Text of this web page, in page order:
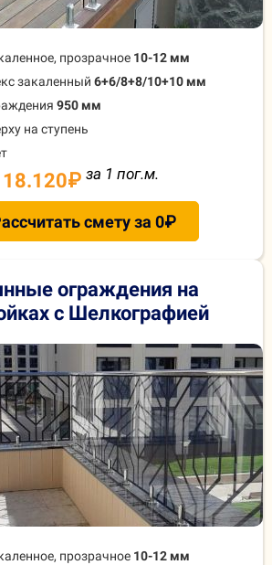
прозрачное 10-12 мм
закаленный 6+6/8+8/10+10 мм
950 мм
на ступень
18.120₽ за 1 пог.м.
смету за 0₽
ограждения на
с Шелкографией
прозрачное 10-12 мм